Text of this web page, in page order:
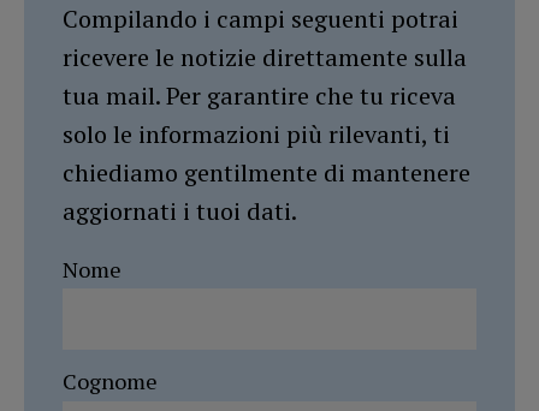
Compilando i campi seguenti potrai
ricevere le notizie direttamente sulla
tua mail. Per garantire che tu riceva
solo le informazioni più rilevanti, ti
chiediamo gentilmente di mantenere
aggiornati i tuoi dati.
Nome
Cognome